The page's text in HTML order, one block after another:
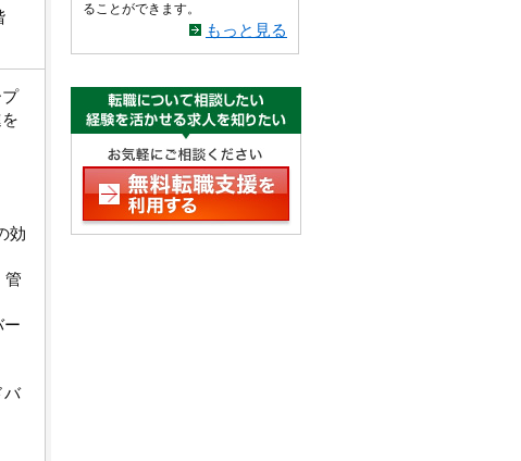
効
管
ー
バ
ることができます。
もっと見る